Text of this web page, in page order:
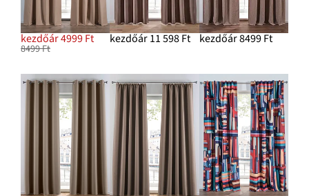
kezdőár 4999 Ft
8499 Ft
kezdőár 11 598 Ft kezdőár 8499 Ft